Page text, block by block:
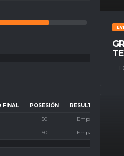
FINAL POSESIÓN RESULTADO
50 Empate
50 Empate